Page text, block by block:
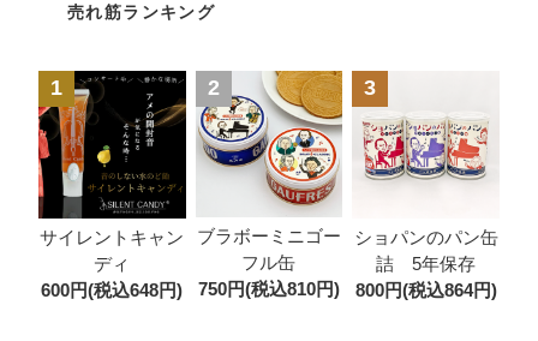
売れ筋ランキング
1
サイレントキャン
ディ
600円(税込648円)
2
ブラボーミニゴー
フル缶
750円(税込810円)
3
ショパンのパン缶
詰 5年保存
800円(税込864円)